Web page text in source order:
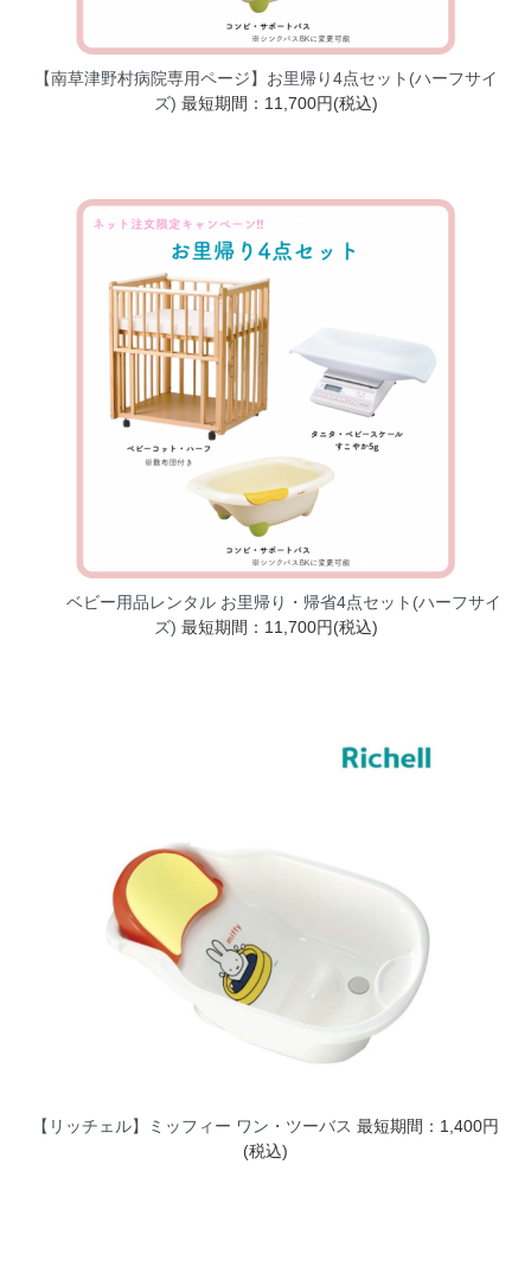
【南草津野村病院専用ページ】お里帰り4点セット(ハーフサイ
ズ) 最短期間：11,700円(税込)
ベビー用品レンタル お里帰り・帰省4点セット(ハーフサイ
ズ) 最短期間：11,700円(税込)
【リッチェル】ミッフィー ワン・ツーバス 最短期間：1,400円
(税込)